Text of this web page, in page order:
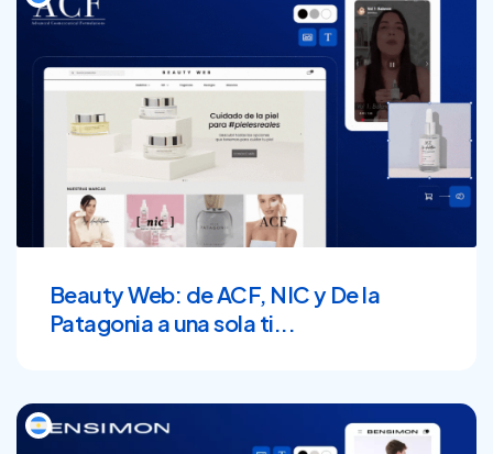
Beauty Web: de ACF, NIC y De la
Patagonia a una sola ti...